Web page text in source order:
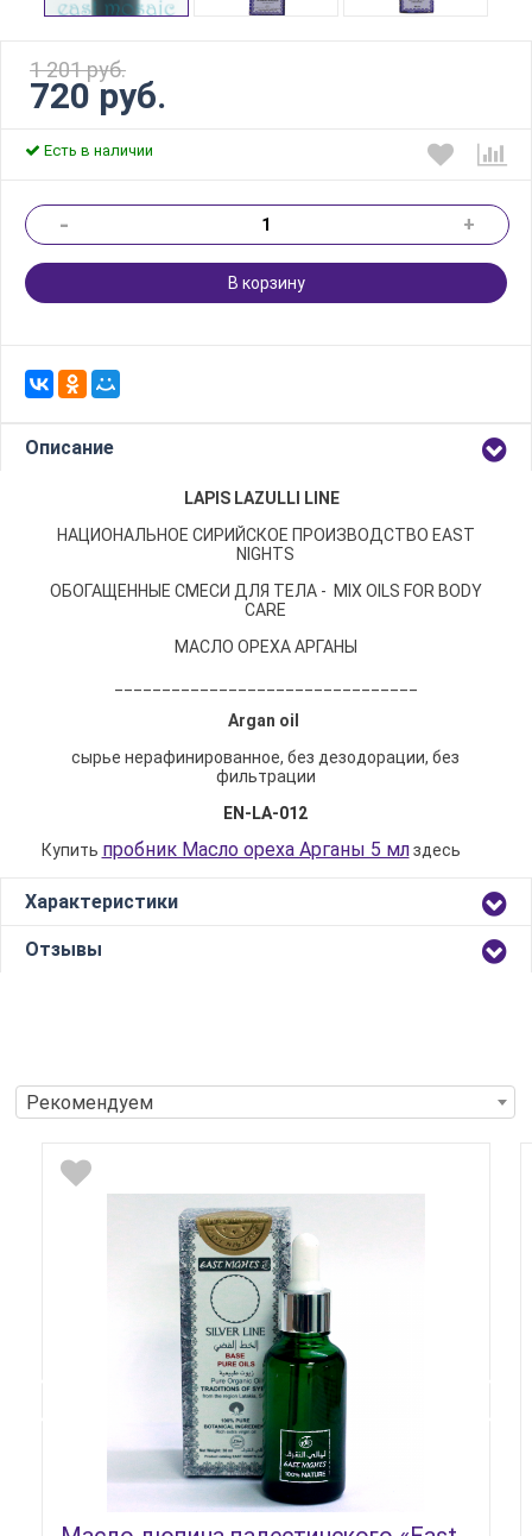
720 руб.
1 201 руб.
Есть в наличии
- +
В корзину
Описание
LAPIS LAZULLI LINE
НАЦИОНАЛЬНОЕ СИРИЙСКОЕ ПРОИЗВОДСТВО EAST
NIGHTS
ОБОГАЩЕННЫЕ СМЕСИ ДЛЯ ТЕЛА - MIX OILS FOR BODY
CARE
МАСЛО ОРЕХА АРГАНЫ
Argan oil
сырье нерафинированное, без дезодорации, без
фильтрации
EN-LA-012
Купить пробник Масло ореха Арганы 5 млздесь
Характеристики
Отзывы
Рекомендуем